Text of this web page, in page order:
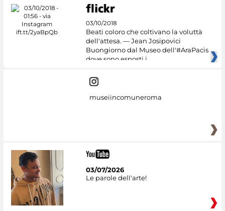
03/10/2018
Beati coloro che coltivano la voluttà
dell'attesa. — Jean Josipovici
Buongiorno dal Museo dell'#AraPacis
dove sono esposti i
museiincomuneroma
03/07/2026
Le parole dell'arte!